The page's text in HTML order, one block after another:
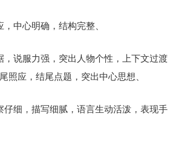
中心明确，结构完整、
，说服力强，突出人物个性，上下文过渡
照应，结尾点题，突出中心思想、
细，描写细腻，语言生动活泼，表现手